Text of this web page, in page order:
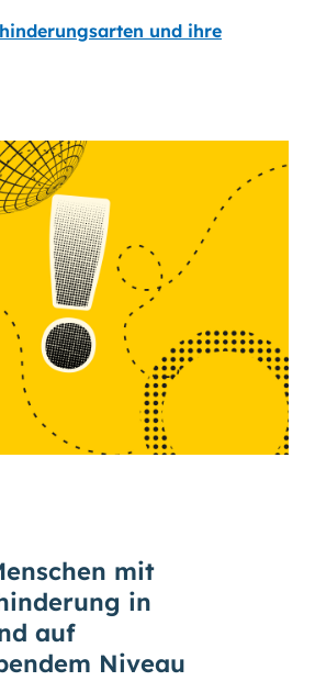
und ihre
mit
in
auf
Niveau